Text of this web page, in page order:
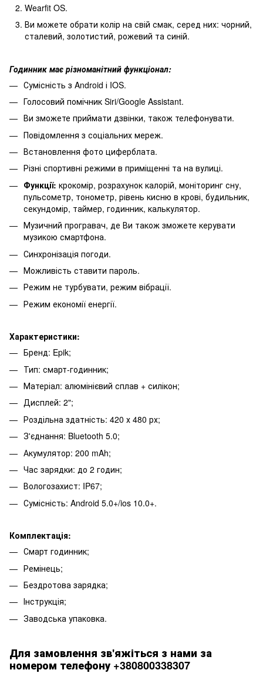
Wearfit OS.
Ви можете обрати колір на свій смак, серед них: чорний,
сталевий, золотистий, рожевий та синій.
Годинник має різноманітний функціонал:
Сумісність з Android і IOS.
Голосовий помічник Siri/Google Assistant.
Ви зможете приймати дзвінки, також телефонувати.
Повідомлення з соціальних мереж.
Встановлення фото циферблата.
Різні спортивні режими в приміщенні та на вулиці.
Функції: крокомір, розрахунок калорій, моніторинг сну,
пульсометр, тонометр, рівень кисню в крові, будильник,
секундомір, таймер, годинник, калькулятор.
Музичний програвач, де Ви також зможете керувати
музикою смартфона.
Синхронізація погоди.
Можливість ставити пароль.
Режим не турбувати, режим вібрації.
Режим економії енергії.
Характеристики:
Бренд: Epik;
Тип: смарт-годинник;
Матеріал: алюмінієвий сплав + силікон;
Дисплей: 2";
Роздільна здатність: 420 х 480 рх;
З'єднання: Bluetooth 5.0;
Акумулятор: 200 mAh;
Час зарядки: до 2 годин;
Вологозахист: IP67;
Сумісність: Android 5.0+/ios 10.0+.
Комплектація:
Смарт годинник;
Ремінець;
Бездротова зарядка;
Інструкція;
Заводська упаковка.
Для замовлення зв'яжіться з нами за
номером телефону +380800338307